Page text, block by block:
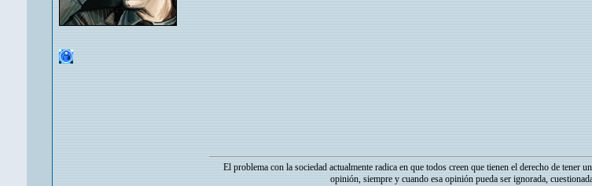
El problema con la sociedad actualmente radica en que todos creen que tienen el derecho de
opinión, siempre y cuando esa opinión pueda ser ignorada,